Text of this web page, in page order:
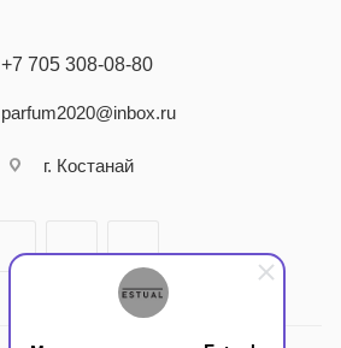
+7 705 308-08-80
parfum2020@inbox.ru
г. Костанай